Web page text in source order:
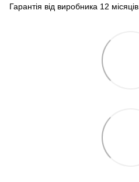
Гарантія від виробника 12 місяців.